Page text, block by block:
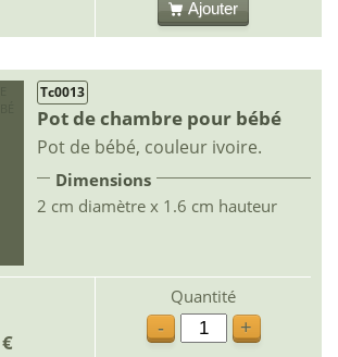
Ajouter
Tc0013
Pot de chambre pour bébé
Pot de bébé, couleur ivoire.
Dimensions
2 cm diamètre x 1.6 cm hauteur
Quantité
-
+